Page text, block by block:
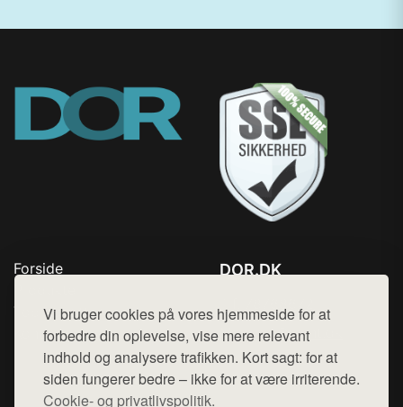
Vi bruger cookies på vores hjemmeside for at
forbedre din oplevelse, vise mere relevant
indhold og analysere trafikken. Kort sagt: for at
siden fungerer bedre – ikke for at være irriterende.
Cookie- og privatlivspolitik.
Forside
Top Rabatter
Kontakt
DOR.DK
Mail: hej@want.dk
Cookie- og privatlivspolitik